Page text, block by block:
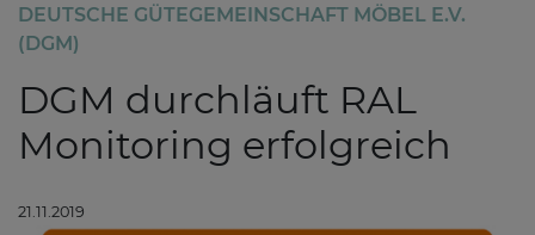
DEUTSCHE GÜTEGEMEINSCHAFT MÖBEL E.V.
(DGM)
DGM durchläuft RAL
Monitoring erfolgreich
21.11.2019